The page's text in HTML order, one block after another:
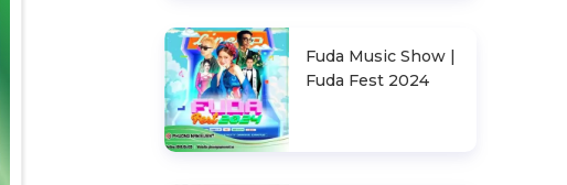
Fuda Music Show |
Fuda Fest 2024